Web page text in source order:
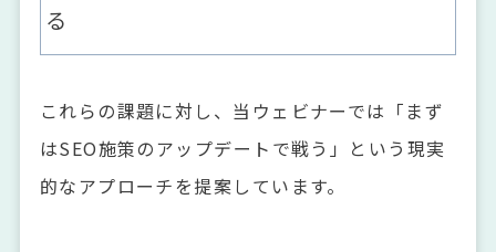
る
これらの課題に対し、当ウェビナーでは「まず
はSEO施策のアップデートで戦う」という現実
的なアプローチを提案しています。